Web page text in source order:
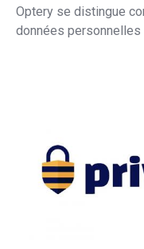
réel
Optery se distingue
données